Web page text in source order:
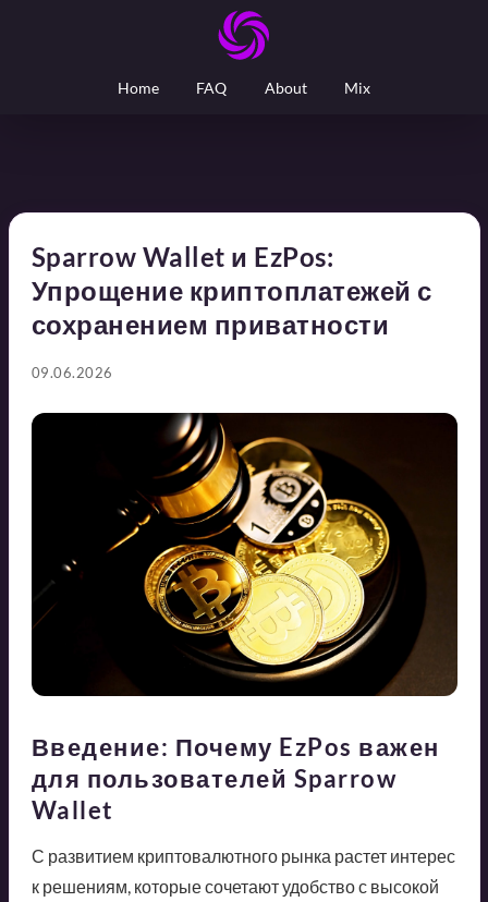
Home FAQ About Mix
Sparrow Wallet и EzPos:
Упрощение криптоплатежей с
сохранением приватности
09.06.2026
Введение: Почему EzPos важен
для пользователей Sparrow
Wallet
С развитием криптовалютного рынка растет интерес
к решениям, которые сочетают удобство с высокой